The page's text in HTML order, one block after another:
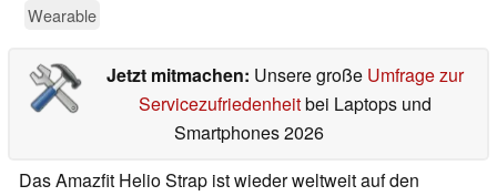
Wearable
Jetzt mitmachen: Unsere große Umfrage zur
Servicezufriedenheitbei Laptops und
Smartphones 2026
Das Amazfit Helio Strap ist wieder weltweit auf den